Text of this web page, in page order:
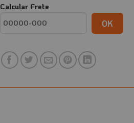
Calcular Frete
OK